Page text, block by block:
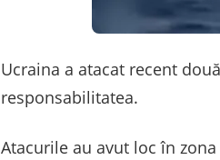
Ucraina a atacat recent
responsabilitatea.
Atacurile au avut loc în